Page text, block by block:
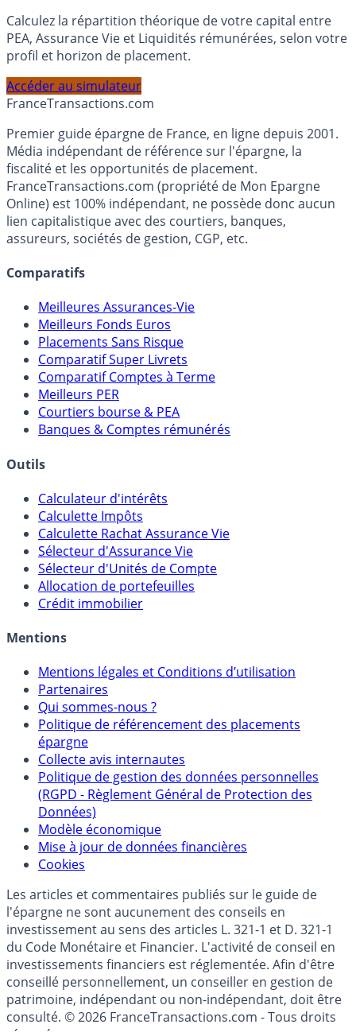
Simulateur d'Allocation
Calculez la répartition théorique de votre capital entre
PEA, Assurance Vie et Liquidités rémunérées, selon votre
profil et horizon de placement.
Accéder au simulateur
FranceTransactions.com
Premier guide épargne de France, en ligne depuis 2001.
Média indépendant de référence sur l'épargne, la
fiscalité et les opportunités de placement.
FranceTransactions.com (propriété de Mon Epargne
Online) est 100% indépendant, ne possède donc aucun
lien capitalistique avec des courtiers, banques,
Meilleures Assurances-Vie
Meilleurs Fonds Euros
Placements Sans Risque
Comparatif Super Livrets
Comparatif Comptes à Terme
Meilleurs PER
Courtiers bourse & PEA
Calculateur d'intérêts
Calculette Impôts
Calculette Rachat Assurance Vie
Sélecteur d'Assurance Vie
Sélecteur d'Unités de Compte
Allocation de portefeuilles
Mentions légales et Conditions d’utilisation
Partenaires
Qui sommes-nous ?
Politique de référencement des placements
épargne
Collecte avis internautes
Politique de gestion des données personnelles
(RGPD - Règlement Général de Protection des
Données)
Modèle économique
Mise à jour de données financières
Cookies
Les articles et commentaires publiés sur le guide de
l'épargne ne sont aucunement des conseils en
investissement au sens des articles L. 321-1 et D. 321-1
du Code Monétaire et Financier. L'activité de conseil en
investissements financiers est réglementée. Afin d'être
conseillé personnellement, un conseiller en gestion de
patrimoine, indépendant ou non-indépendant, doit être